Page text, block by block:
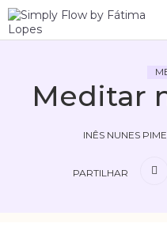
Meditar
INÊS NUNES
PARTILHAR